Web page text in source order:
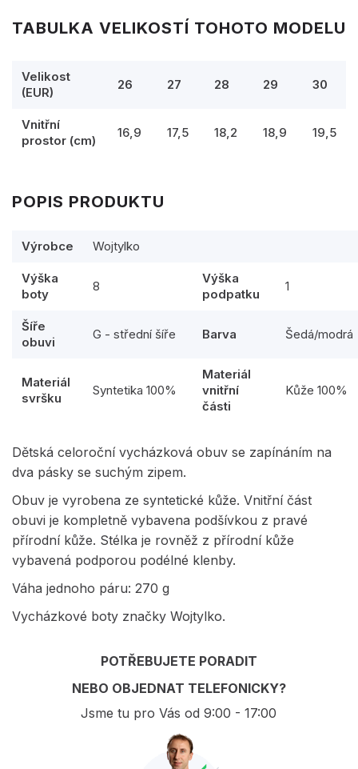
TABULKA VELIKOSTÍ TOHOTO MODELU
Velikost
(EUR)
26 27 28 29 30
Vnitřní
prostor (cm)
16,9 17,5 18,2 18,9 19,5
POPIS PRODUKTU
Výrobce Wojtylko
Výška
boty
8
Výška
podpatku
1
Šíře
obuvi
G - střední šíře Barva Šedá/modrá
Materiál
svršku
Syntetika 100%
Materiál
vnitřní
části
Kůže 100%
Dětská celoroční vycházková obuv se zapínáním na
dva pásky se suchým zipem.
Obuv je vyrobena ze syntetické kůže. Vnitřní část
obuvi je kompletně vybavena podšívkou z pravé
přírodní kůže. Stélka je rovněž z přírodní kůže
vybavená podporou podélné klenby.
Váha jednoho páru: 270 g
Vycházkové boty značky Wojtylko.
POTŘEBUJETE PORADIT
NEBO OBJEDNAT TELEFONICKY?
Jsme tu pro Vás od 9:00 - 17:00